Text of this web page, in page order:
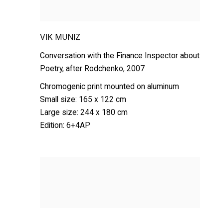
VIK MUNIZ
Conversation with the Finance Inspector about
Poetry, after Rodchenko, 2007
Chromogenic print mounted on aluminum
Small size: 165 x 122 cm
Large size: 244 x 180 cm
Edition: 6+4AP